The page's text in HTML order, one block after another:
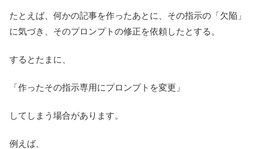
たとえば、何かの記事を作ったあとに、その指示の「欠陥」
に気づき、そのプロンプトの修正を依頼したとする。
するとたまに、
「作ったその指示専用にプロンプトを変更」
してしまう場合があります。
例えば、